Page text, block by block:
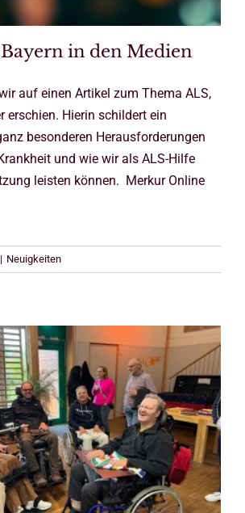
in den Medien
auf einen Artikel zum Thema ALS,
erschien. Hierin schildert ein
besonderen Herausforderungen
und wie wir als ALS-Hilfe
leisten können. Merkur Online
| Neuigkeiten